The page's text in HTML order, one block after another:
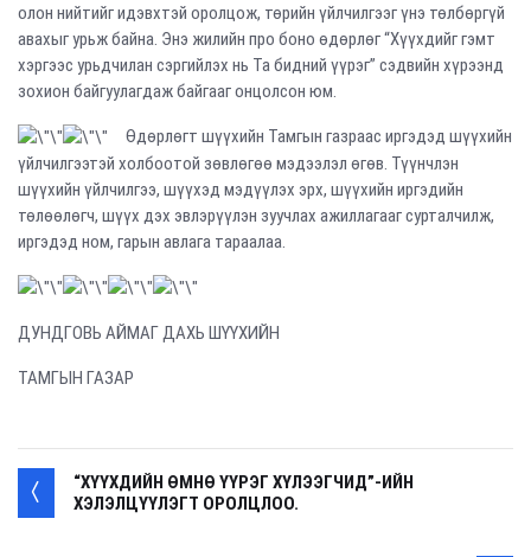
олон нийтийг идэвхтэй оролцож, төрийн үйлчилгээг үнэ төлбөргүй
авахыг урьж байна. Энэ жилийн про боно өдөрлөг “Хүүхдийг гэмт
хэргээс урьдчилан сэргийлэх нь Та бидний үүрэг” сэдвийн хүрээнд
зохион байгуулагдаж байгааг онцолсон юм.
Өдөрлөгт шүүхийн Тамгын газраас иргэдэд шүүхийн
үйлчилгээтэй холбоотой зөвлөгөө мэдээлэл өгөв. Түүнчлэн
шүүхийн үйлчилгээ, шүүхэд мэдүүлэх эрх, шүүхийн иргэдийн
төлөөлөгч, шүүх дэх эвлэрүүлэн зуучлах ажиллагааг сурталчилж,
иргэдэд ном, гарын авлага тараалаа.
ДУНДГОВЬ АЙМАГ ДАХЬ ШҮҮХИЙН
ТАМГЫН ГАЗАР
“ХҮҮХДИЙН ӨМНӨ ҮҮРЭГ ХҮЛЭЭГЧИД”-ИЙН
ХЭЛЭЛЦҮҮЛЭГТ ОРОЛЦЛОО.